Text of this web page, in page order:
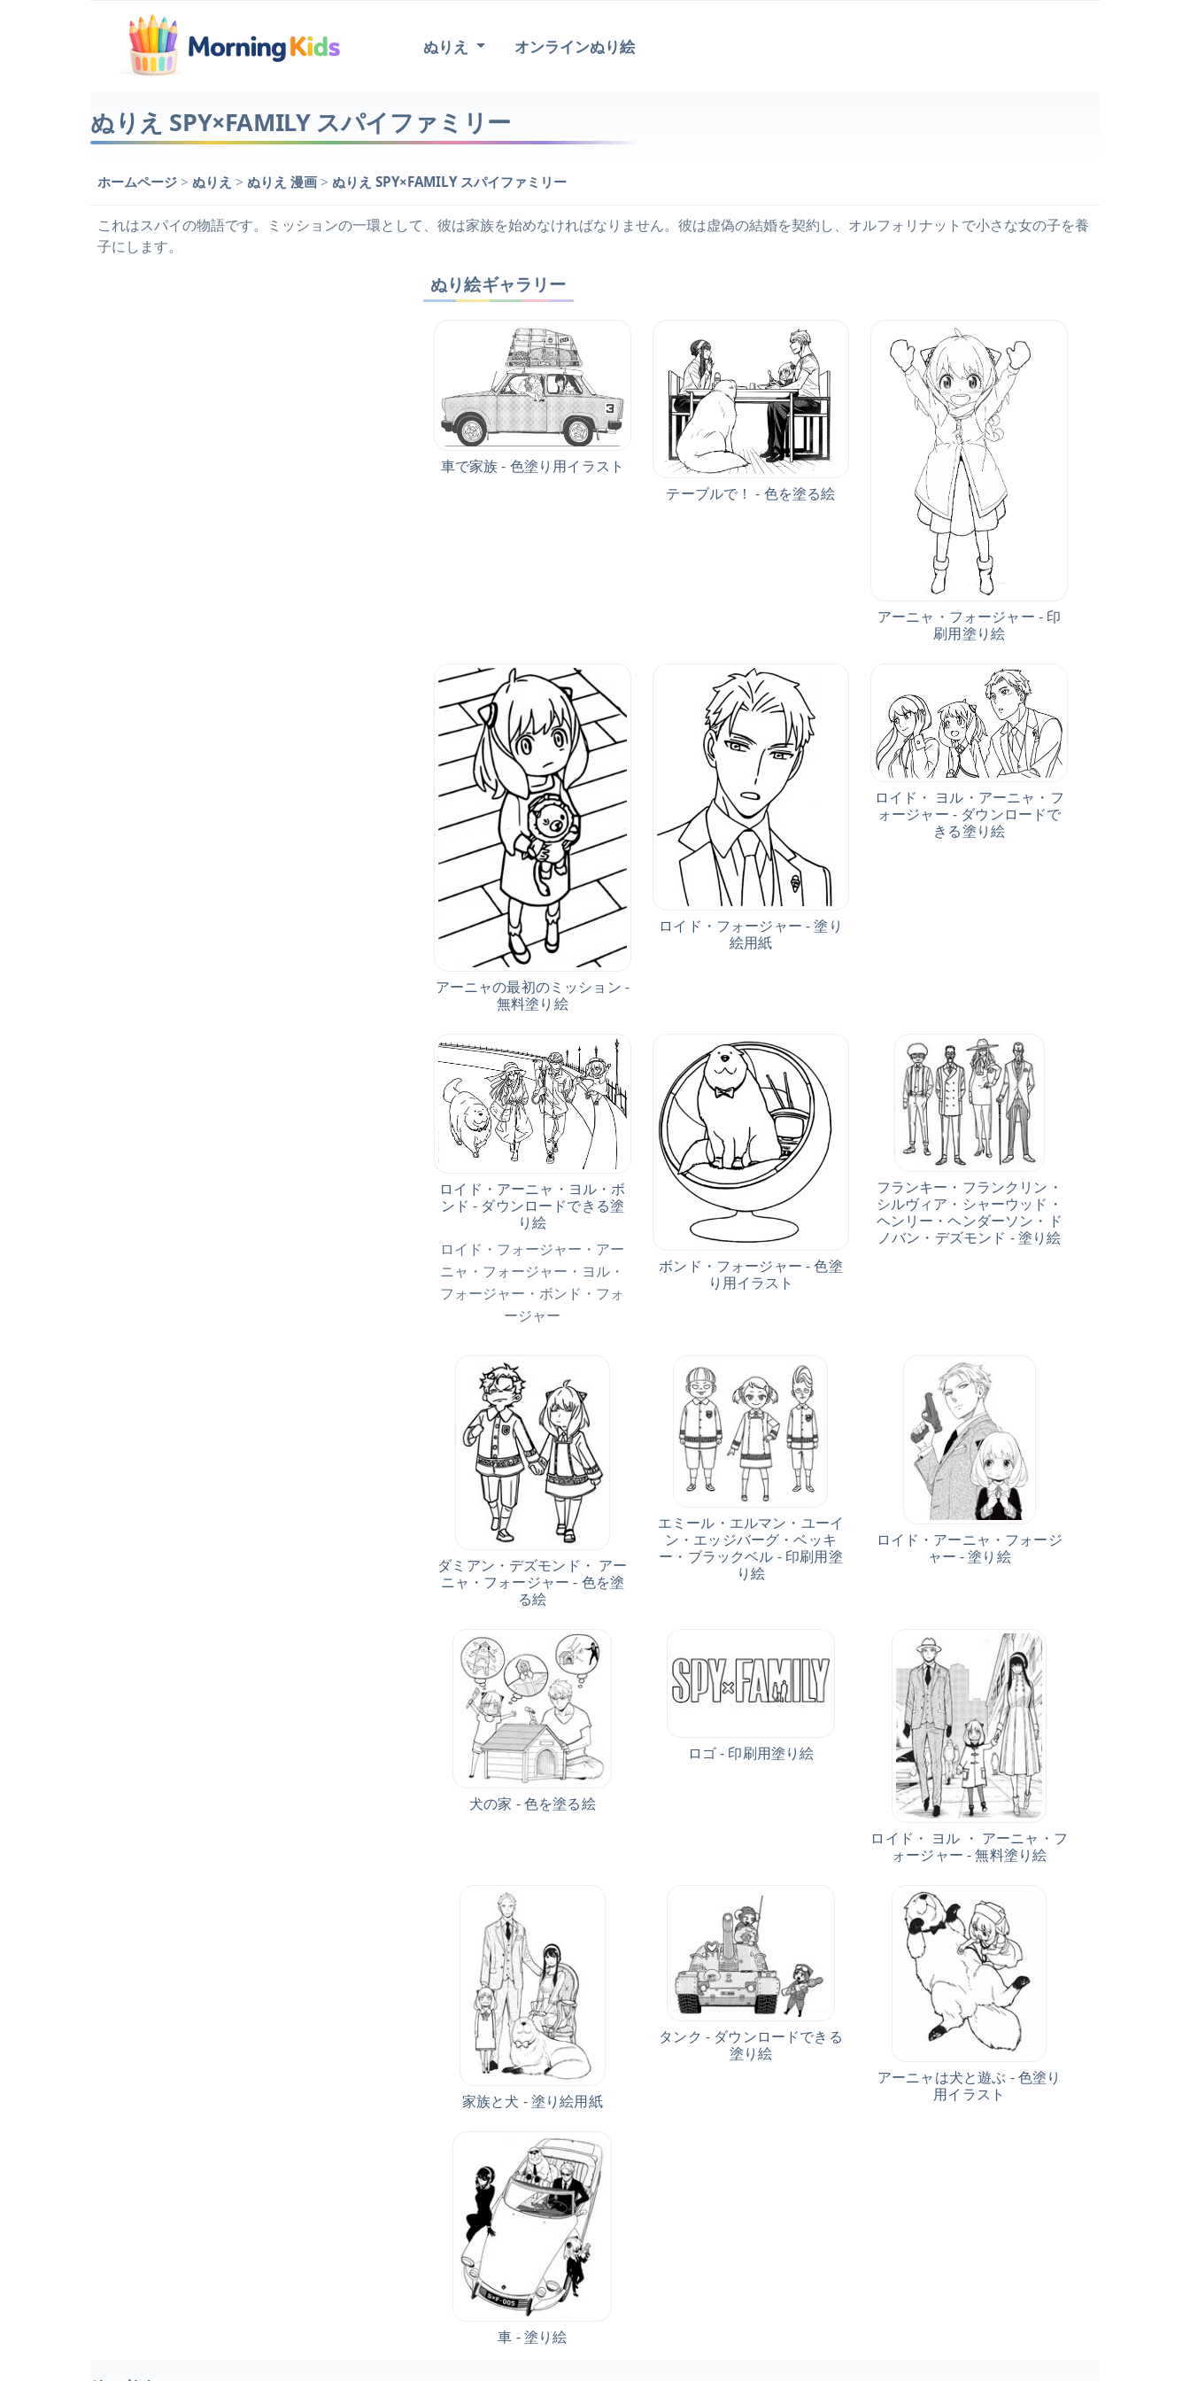
ぬりえ オンラインぬり絵
ぬりえ SPY×FAMILY スパイファミリー
ホームページ > ぬりえ > ぬりえ 漫画 > ぬりえ SPY×FAMILY スパイファミリー
これはスパイの物語です。ミッションの一環として、彼は家族を始めなければなりません。彼は虚偽の結婚を契約し、オルフォリナットで小さな女の子を養
子にします。
ぬり絵ギャラリー
車で家族 - 色塗り用イラスト
テーブルで！ - 色を塗る絵
アーニャ・フォージャー - 印
刷用塗り絵
アーニャの最初のミッション -
無料塗り絵
ロイド・フォージャー - 塗り
絵用紙
ロイド・ ヨル・アーニャ・フ
ォージャー - ダウンロードで
きる塗り絵
ロイド・アーニャ・ヨル・ボ
ンド - ダウンロードできる塗
り絵
ロイド・フォージャー・アー
ニャ・フォージャー・ヨル・
フォージャー・ボンド・フォ
ージャー
ボンド・フォージャー - 色塗
り用イラスト
フランキー・フランクリン・
シルヴィア・シャーウッド・
ヘンリー・ヘンダーソン・ド
ノバン・デズモンド - 塗り絵
ダミアン・デズモンド・ アー
ニャ・フォージャー - 色を塗
る絵
エミール・エルマン・ユーイ
ン・エッジバーグ・ベッキ
ー・ブラックベル - 印刷用塗
り絵
ロイド・アーニャ・フォージ
ャー - 塗り絵
犬の家 - 色を塗る絵
ロゴ - 印刷用塗り絵
ロイド・ ヨル ・ アーニャ・フ
ォージャー - 無料塗り絵
家族と犬 - 塗り絵用紙
タンク - ダウンロードできる
塗り絵
アーニャは犬と遊ぶ - 色塗り
用イラスト
車 - 塗り絵